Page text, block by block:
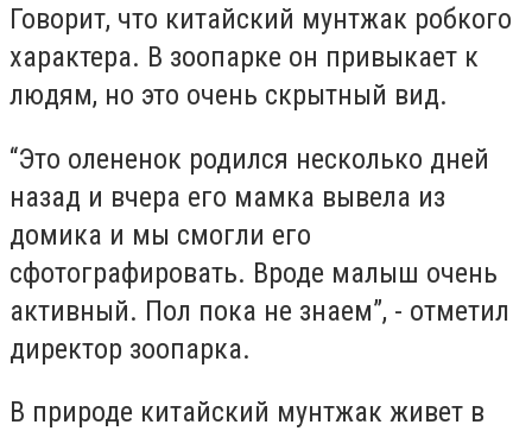
Говорит, что китайский мунтжак робкого
характера. В зоопарке он привыкает к
людям, но это очень скрытный вид.
“Это олененок родился несколько дней
назад и вчера его мамка вывела из
домика и мы смогли его
сфотографировать. Вроде малыш очень
активный. Пол пока не знаем”, - отметил
директор зоопарка.
В природе китайский мунтжак живет в